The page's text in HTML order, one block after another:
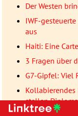
Der Westen
IWF-
aus
Haiti: Eine
3 Fragen über
G7-Gipfel: Viel
stellen